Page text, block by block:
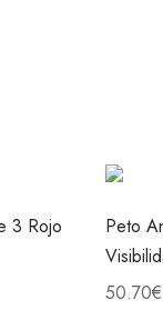
3 Rojo
Peto
50.70€